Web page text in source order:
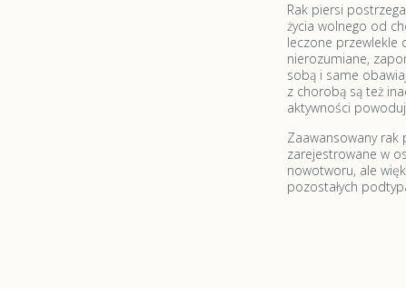
Rak piersi
życia wolnego od
leczone przewlekle
nierozumiane,
sobą i same
z chorobą są też
aktywności
Zaawansowany rak
zarejestrowane w
nowotworu, ale
pozostałych